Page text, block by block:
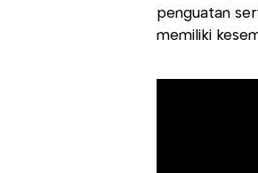
penguatan
memiliki